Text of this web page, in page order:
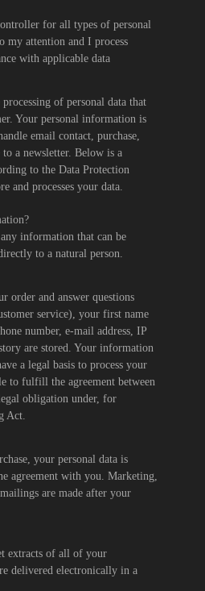
for all types of personal
my attention and I process
with applicable data
of personal data that
Your personal information is
email contact, purchase,
a newsletter. Below is a
to the Data Protection
and processes your data.
information that can be
to a natural person.
order and answer questions
service), your first name
number, e-mail address, IP
are stored. Your information
a legal basis to process your
to fulfill the agreement between
obligation under, for
Act.
your personal data is
agreement with you. Marketing,
are made after your
extracts of all of your
delivered electronically in a